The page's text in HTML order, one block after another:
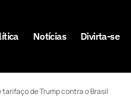
Notícias Divirta-se
de Trump contra o Brasil